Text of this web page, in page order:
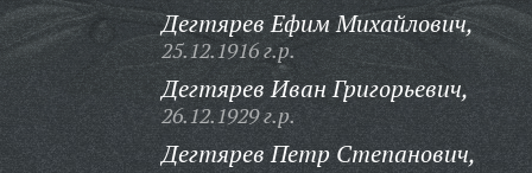
Дегтярев Ефим Михайлович,
25.12.1916 г.р.
Дегтярев Иван Григорьевич,
26.12.1929 г.р.
Дегтярев Петр Степанович,